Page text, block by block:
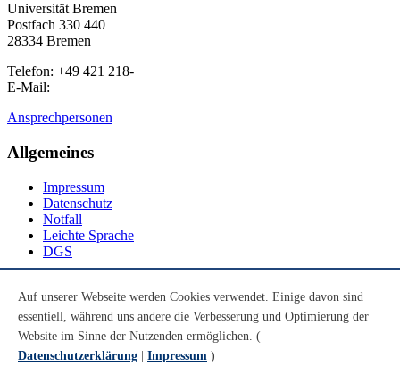
Universität Bremen
Postfach 330 440
28334 Bremen
Telefon: +49 421 218-
E-Mail:
Ansprechpersonen
Allgemeines
Impressum
Datenschutz
Notfall
Leichte Sprache
DGS
Youtube
Instagram
LinkedIn
Auf unserer Webseite werden Cookies verwendet. Einige davon sind
essentiell, während uns andere die Verbesserung und Optimierung der
Website im Sinne der Nutzenden ermöglichen. (
Datenschutzerklärung
Impressum )